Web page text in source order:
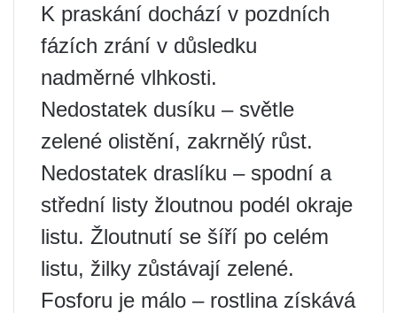
K praskání dochází v pozdních
fázích zrání v důsledku
nadměrné vlhkosti.
Nedostatek dusíku – světle
zelené olistění, zakrnělý růst.
Nedostatek draslíku – spodní a
střední listy žloutnou podél okraje
listu. Žloutnutí se šíří po celém
listu, žilky zůstávají zelené.
Fosforu je málo – rostlina získává